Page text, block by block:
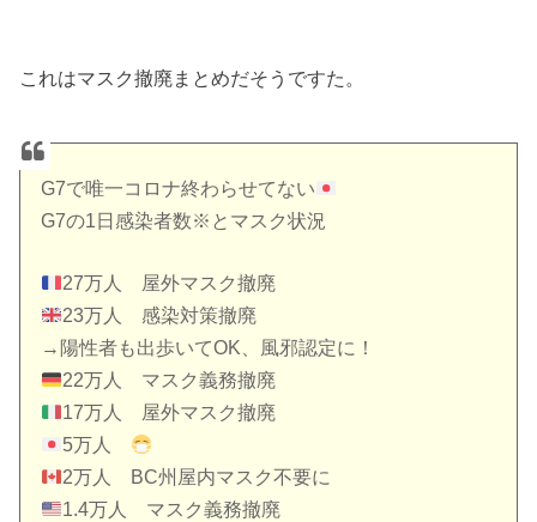
これはマスク撤廃まとめだそうですた。
G7で唯一コロナ終わらせてない
G7の1日感染者数※とマスク状況
27万人 屋外マスク撤廃
23万人 感染対策撤廃
→陽性者も出歩いてOK、風邪認定に！
22万人 マスク義務撤廃
17万人 屋外マスク撤廃
5万人
2万人 BC州屋内マスク不要に
1.4万人 マスク義務撤廃